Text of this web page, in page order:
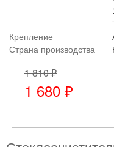
Крепление
Страна производства
1 810 ₽
1 680 ₽